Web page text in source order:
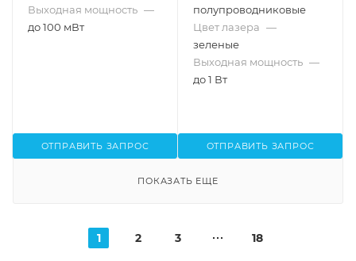
Выходная мощность —
до 100 мВт
ОТПРАВИТЬ ЗАПРОС
полупроводниковые
Цвет лазера —
зеленые
Выходная мощность —
до 1 Вт
ОТПРАВИТЬ ЗАПРОС
ПОКАЗАТЬ ЕЩЕ
1 2 3 18